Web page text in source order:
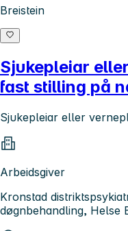
Breistein
Sjukepleiar
fast stilling på
Sjukepleiar eller
Arbeidsgiver
Kronstad
døgnbehandling, Helse